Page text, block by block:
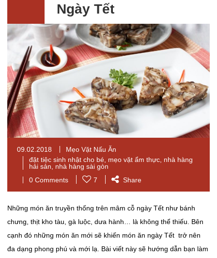
Ngày Tết
09.02.2018
Mẹo Vặt Nấu Ăn
đặt tiệc sinh nhật cho bé, mẹo vặt ẩm thực, nhà hàng
hải sản, nhà hàng sài gòn
0 Comments
7 Share
Những món ăn truyền thống trên mâm cỗ ngày Tết như bánh
chưng, thịt kho tàu, gà luộc, dưa hành… là không thể thiếu. Bên
cạnh đó những món ăn mới sẽ khiến món ăn ngày Tết trở nên
đa dạng phong phú và mới lạ. Bài viết này sẽ hướng dẫn bạn làm